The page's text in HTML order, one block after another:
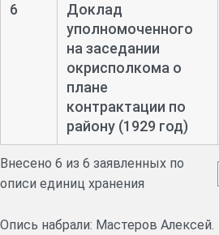
6
Доклад
уполномоченного
на заседании
окрисполкома о
плане
контрактации по
району (1929 год)
Внесено 6 из 6 заявленных по
описи единиц хранения
Опись набрали: Мастеров Алексей.